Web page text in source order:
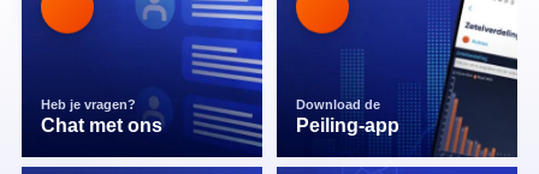
Heb je vragen?
Chat met ons
Download de
Peiling-app